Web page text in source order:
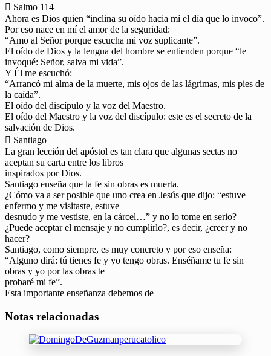
 Salmo 114
Ahora es Dios quien “inclina su oído hacia mí el día que lo invoco”.
Por eso nace en mí el amor de la seguridad:
“Amo al Señor porque escucha mi voz suplicante”.
El oído de Dios y la lengua del hombre se entienden porque “le
invoqué: Señor, salva mi vida”.
Y Él me escuchó:
“Arrancó mi alma de la muerte, mis ojos de las lágrimas, mis pies de
la caída”.
El oído del discípulo y la voz del Maestro.
El oído del Maestro y la voz del discípulo: este es el secreto de la
salvación de Dios.
 Santiago
La gran lección del apóstol es tan clara que algunas sectas no
aceptan su carta entre los libros
inspirados por Dios.
Santiago enseña que la fe sin obras es muerta.
¿Cómo va a ser posible que uno crea en Jesús que dijo: “estuve
enfermo y me visitaste, estuve
desnudo y me vestiste, en la cárcel…” y no lo tome en serio?
¿Puede aceptar el mensaje y no cumplirlo?, es decir, ¿creer y no
hacer?
Santiago, como siempre, es muy concreto y por eso enseña:
“Alguno dirá: tú tienes fe y yo tengo obras. Enséñame tu fe sin
obras y yo por las obras te
probaré mi fe”.
Esta importante enseñanza debemos de
Notas relacionadas